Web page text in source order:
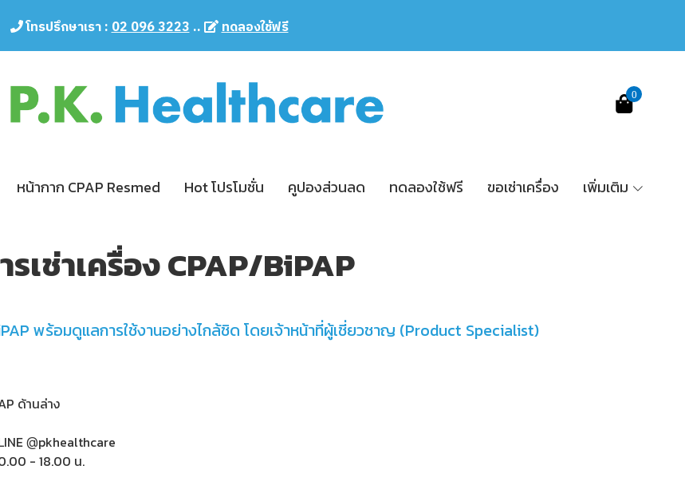
โทรปรึกษาเรา :02 096 3223.. ทดลองใช้ฟรี
0
หน้ากาก CPAP Resmed Hot โปรโมชั่น คูปองส่วนลด ทดลองใช้ฟรี ขอเช่าเครื่อง เพิ่มเติม
รเช่าเครื่อง CPAP/BiPAP
พร้อมดูแลการใช้งานอย่างไกล้ชิด โดยเจ้าหน้าที่ผู้เชี่ยวชาญ (Product Specialist)
ด้านล่าง
@pkhealthcare
- 18.00 น.